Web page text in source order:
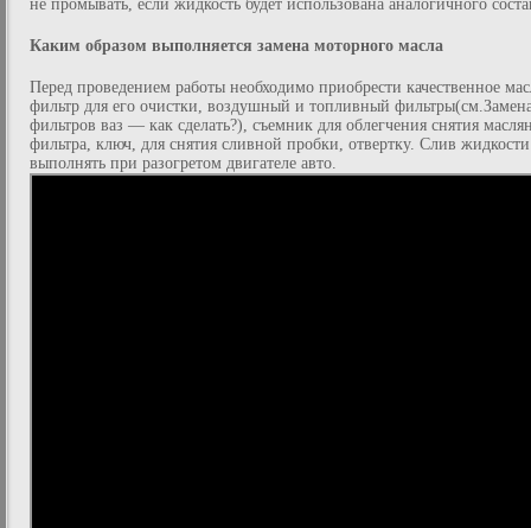
не промывать, если жидкость будет использована аналогичного
Каким образом выполняется замена моторного масла
Перед проведением работы необходимо приобрести качественное
фильтр для его очистки, воздушный и топливный
фильтров ваз — как сделать?), съемник для облегчения снятия
фильтра, ключ, для снятия сливной пробки, отвертку. Слив жидкости
выполнять при разогретом двигателе авто.